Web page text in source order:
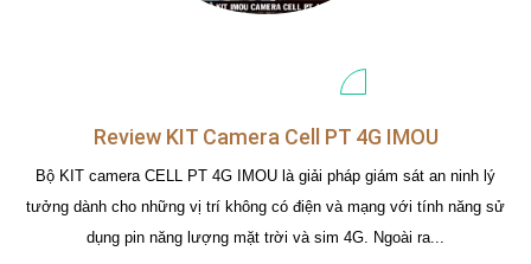
Review KIT Camera Cell PT 4G IMOU
Bộ KIT camera CELL PT 4G IMOU là giải pháp giám sát an ninh lý
tưởng dành cho những vị trí không có điện và mạng với tính năng sử
dụng pin năng lượng mặt trời và sim 4G. Ngoài ra...